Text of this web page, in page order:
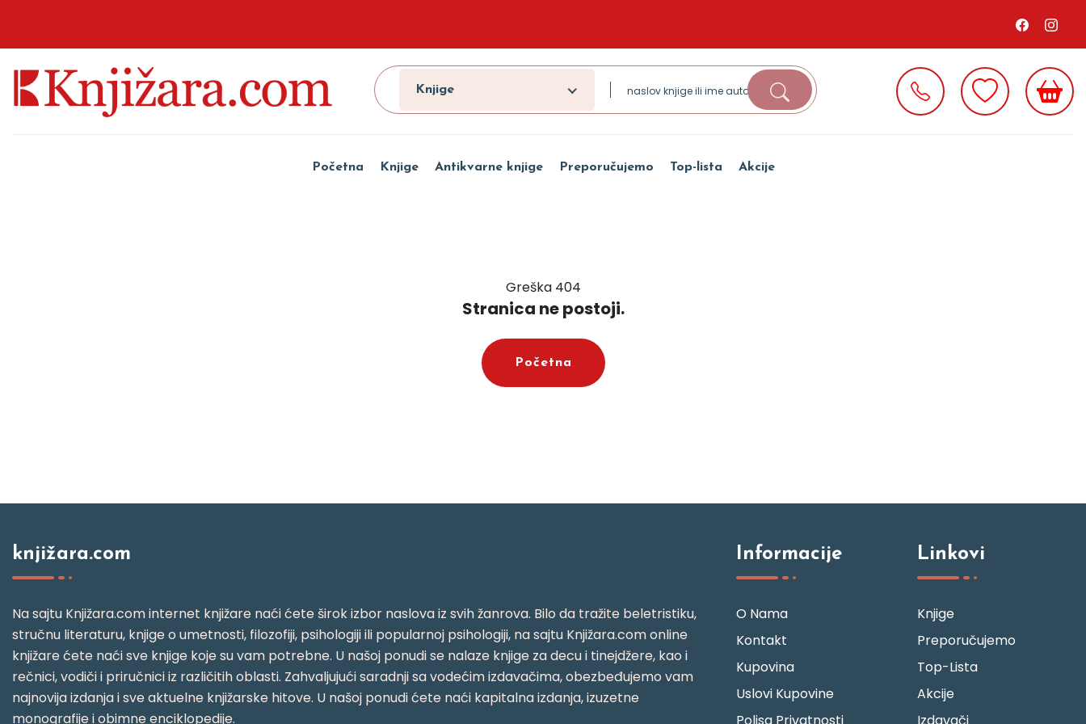
Knjige
Početna Knjige Antikvarne knjige Preporučujemo Top-lista Akcije
Greška 404
Stranica ne postoji.
Početna
knjižara.com
Na sajtu Knjižara.com internet knjižare naći ćete širok izbor naslova iz svih žanrova. Bilo da tražite beletristiku,
stručnu literaturu, knjige o umetnosti, filozofiji, psihologiji ili popularnoj psihologiji, na sajtu Knjižara.com online
knjižare ćete naći sve knjige koje su vam potrebne. U našoj ponudi se nalaze knjige za decu i tinejdžere, kao i
rečnici, vodiči i priručnici iz različitih oblasti. Zahvaljujući saradnji sa vodećim izdavačima, obezbeđujemo vam
najnovija izdanja i sve aktuelne knjižarske hitove. U našoj ponudi ćete naći kapitalna izdanja, izuzetne
monografije i obimne enciklopedije.
Informacije
O Nama
Kontakt
Kupovina
Uslovi Kupovine
Linkovi
Knjige
Preporučujemo
Top-Lista
Akcije